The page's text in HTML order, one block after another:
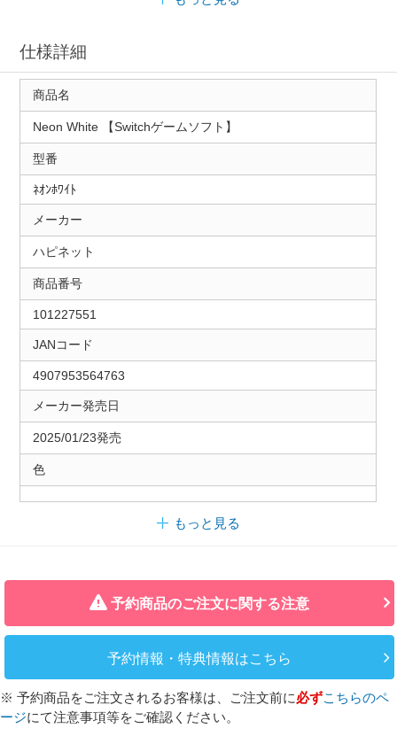
仕様詳細
商品名
Neon White 【Switchゲームソフト】
型番
ﾈｵﾝﾎﾜｲﾄ
メーカー
ハピネット
商品番号
101227551
JANコード
4907953564763
メーカー発売日
2025/01/23発売
色
もっと見る
予約商品のご注文に関する注意
予約情報・特典情報はこちら
※ 予約商品をご注文されるお客様は、ご注文前に必ずこちらのペ
ージにて注意事項等をご確認ください。